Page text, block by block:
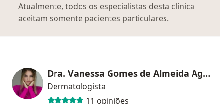
Atualmente, todos os especialistas desta clínica
aceitam somente pacientes particulares.
Dra. Vanessa Gomes de Almeida Aguiar
Dermatologista
11 opiniões